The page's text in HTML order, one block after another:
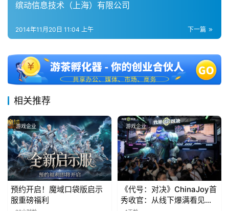
7
0
日
游
茶
对
接
会
上
海
缤动信息技术（上海）有限公司
下一篇
2014年11月20日 11:04 上午
相关推荐
游戏企业
预约开启！魔域口袋版启示
服重磅福利
游戏企业
《代号：对决》ChinaJoy首
秀收官：从线下爆满看见玩